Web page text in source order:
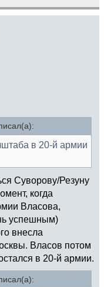
в 20-й армии
Суворову/Резуну
когда
Власова,
успешным)
внесла
Власов потом
в 20-й армии.